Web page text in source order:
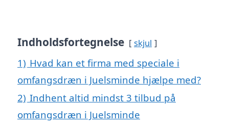
Indholdsfortegnelse skjul
1) Hvad kan et firma med speciale i
omfangsdræn i Juelsminde hjælpe med?
2) Indhent altid mindst 3 tilbud på
omfangsdræn i Juelsminde